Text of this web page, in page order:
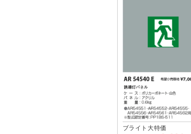
ブライト大特価